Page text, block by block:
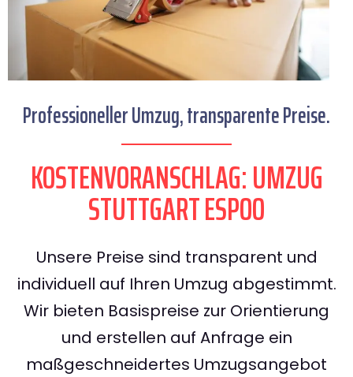
Professioneller Umzug, transparente Preise.
KOSTENVORANSCHLAG: UMZUG
STUTTGART ESPOO
Unsere Preise sind transparent und
individuell auf Ihren Umzug abgestimmt.
Wir bieten Basispreise zur Orientierung
und erstellen auf Anfrage ein
maßgeschneidertes Umzugsangebot